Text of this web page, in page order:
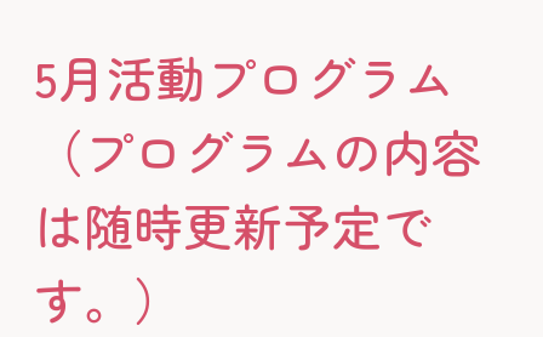
5月活動プログラム
（プログラムの内容
は随時更新予定で
す。）